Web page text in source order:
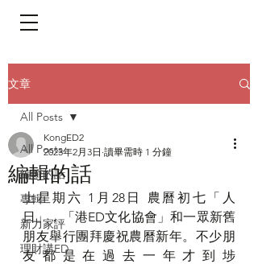
文章
All Posts
編輯的話
專輯
新力家評
理財講ED
All Posts
編輯的話
KongED2
2023年2月3日 讀畢需時 1 分鐘
上星期六 1月28日 農曆初七「人
日」，「港ED文化協會」和一眾新舊
朋友舉行團拜慶祝農曆新年。不少朋
友都是在過去一年才到埗